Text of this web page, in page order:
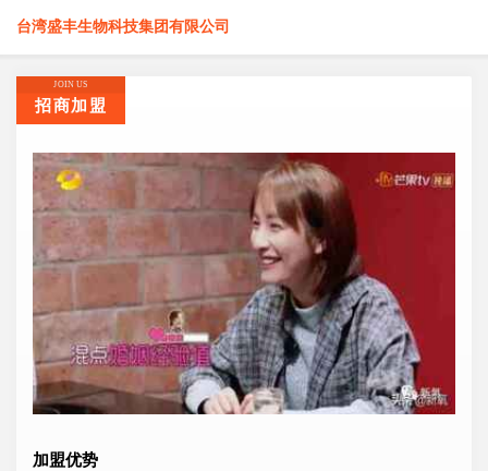
台湾盛丰生物科技集团有限公司
JOIN US
招商加盟
加盟优势